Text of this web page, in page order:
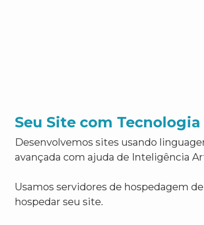
Seu Site com
Desenvolvemos sites usando
avançada com ajuda de Inteligência
Usamos servidores de hospedagem
hospedar seu site.